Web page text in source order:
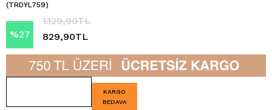
(TRDYL759)
%27
İndirim
1.129,90TL
829,90TL
KARGO
BEDAVA